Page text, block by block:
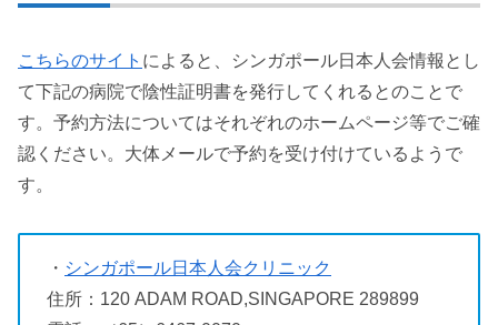
こちらのサイト によると、シンガポール日本人会情報とし
て下記の病院で陰性証明書を発行してくれるとのことで
す。予約方法についてはそれぞれのホームページ等でご確
認ください。大体メールで予約を受け付けているようで
す。
・ シンガポール日本人会クリニック
住所：120 ADAM ROAD,SINGAPORE 289899